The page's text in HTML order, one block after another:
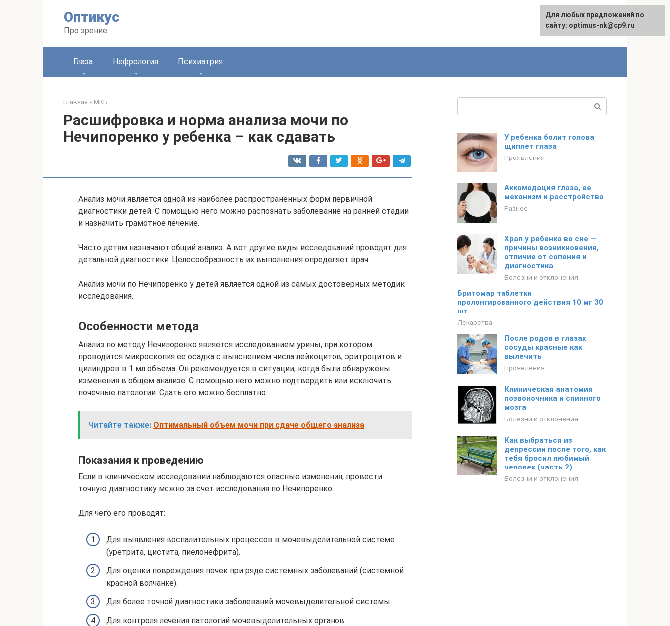
Оптикус
Про зрение
English
Глаза Нефрология Психиатрия
Главная » МКБ
Расшифровка и норма анализа мочи по
Нечипоренко у ребенка – как сдавать
Анализ мочи является одной из наиболее распространенных форм первичной
диагностики детей. С помощью него можно распознать заболевание на ранней стадии
и назначить грамотное лечение.
Часто детям назначают общий анализ. А вот другие виды исследований проводят для
детальной диагностики. Целесообразность их выполнения определяет врач.
Анализ мочи по Нечипоренко у детей является одной из самых достоверных методик
исследования.
Особенности метода
Анализ по методу Нечипоренко является исследованием урины, при котором
проводится микроскопия ее осадка с выяснением числа лейкоцитов, эритроцитов и
цилиндров в 1 мл объема. Он рекомендуется в ситуации, когда были обнаружены
изменения в общем анализе. С помощью него можно подтвердить или исключить
почечные патологии. Сдать его можно бесплатно.
Читайте также: Оптимальный объем мочи при сдаче общего анализа
Показания к проведению
Если в клиническом исследовании наблюдаются опасные изменения, провести
точную диагностику можно за счет исследования по Нечипоренко.
Для чего его проводят:
Для выявления воспалительных процессов в мочевыделительной системе
(уретрита, цистита, пиелонефрита).
Для оценки повреждения почек при ряде системных заболеваний (системной
красной волчанке).
Для более точной диагностики заболеваний мочевыделительной системы.
Для контроля лечения патологий мочевыделительных органов.
У ребенка болит голова
щиплет глаза
Проявления
Аккомодация глаза, ее
механизм и расстройства
Разное
Храп у ребенка во сне —
причины возникновения,
отличие от сопения и
диагностика
Болезни и отклонения
Бритомар таблетки
пролонгированного действия 10 мг 30
шт.
Лекарства
После родов в глазах
сосуды красные как
вылечить
Проявления
Клиническая анатомия
позвоночника и спинного
мозга
Болезни и отклонения
Как выбраться из
депрессии после того, как
тебя бросил любимый
человек (часть 2)
Болезни и отклонения
Для любых предложений по
сайту: optimus-nk@cp9.ru